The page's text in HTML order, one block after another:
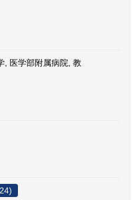
, 医学部附属病院, 教